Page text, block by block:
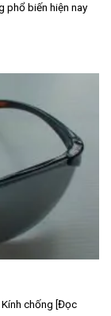
phổ biến hiện nay
chống [Đọc